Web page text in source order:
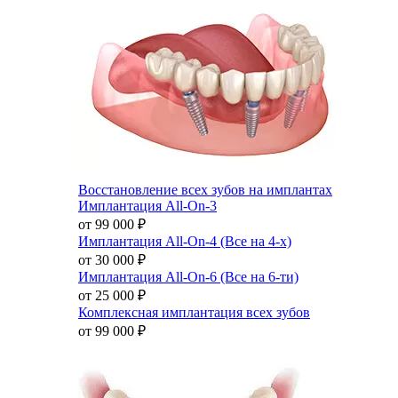
Восстановление всех зубов на имплантах
Имплантация All-On-3
от 99 000 ₽
Имплантация All-On-4 (Все на 4-х)
от 30 000 ₽
Имплантация All-On-6 (Все на 6-ти)
от 25 000 ₽
Комплексная имплантация всех зубов
от 99 000 ₽